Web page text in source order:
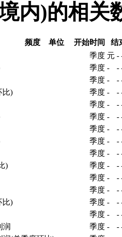
内)的相关
频度 单位 开始时间
结
季度 元 -
季度 - -
季度 - -
比)
季度 - -
季度 - -
季度 - -
季度 - -
季度 - -
季度 - -
)
季度 - -
季度 - -
季度 - -
比)
季度 - -
季度 - -
润
季度 - -